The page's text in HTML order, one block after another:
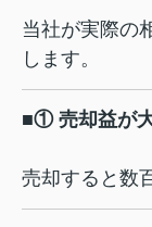
当社が実際の
します。
■① 売却益が
売却すると数